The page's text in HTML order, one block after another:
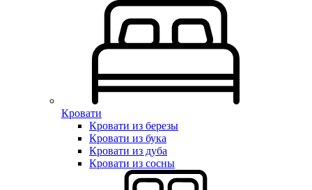
Кровати
Кровати из березы
Кровати из бука
Кровати из дуба
Кровати из сосны